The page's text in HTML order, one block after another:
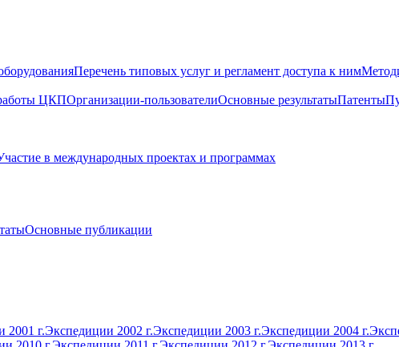
Перечень типовых услуг и регламент доступа к ним
ЦКПОрганизации-пользователиОсновные результатыПатенты
в международных проектах и программах
Основные публикации
2001 г.Экспедиции 2002 г.Экспедиции 2003 г.Экспедиции 2004 г.